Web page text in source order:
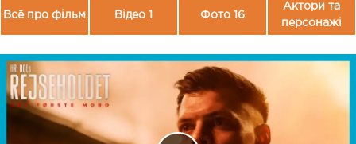
Всё про фільм Відео 1 Фото 16
Актори та
персонажі